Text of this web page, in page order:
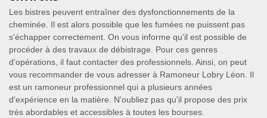
Les bistres peuvent entraîner des dysfonctionnements de la
cheminée. Il est alors possible que les fumées ne puissent pas
s'échapper correctement. On vous informe qu'il est possible de
procéder à des travaux de débistrage. Pour ces genres
d'opérations, il faut contacter des professionnels. Ainsi, on peut
vous recommander de vous adresser à Ramoneur Lobry Léon. Il
est un ramoneur professionnel qui a plusieurs années
d'expérience en la matière. N'oubliez pas qu'il propose des prix
très abordables et accessibles à toutes les bourses.